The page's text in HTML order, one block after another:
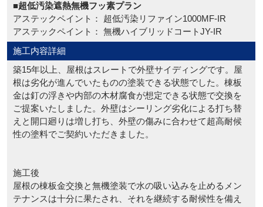
■超低汚染遮熱無機フッ素プラン
アステックペイント： 超低汚染リファイン1000MF-IR
アステックペイント： 無機ハイブリッドコートJY-IR
施工内容詳細
築15年以上、屋根はスレートで外壁サイディングです。屋
根は劣化が進んでいたものの塗装できる状態でした。棟板
金は釘の浮きや内部の木材腐食が想定できる状態で交換を
ご提案いたしました。外壁はシーリング劣化による打ち替
えと開口廻りは増し打ち、外壁の傷みに合わせて超高耐候
性の塗料でご契約いただきました。
施工後
屋根の棟板金交換と無機塗装で水の吸い込みを止めるメン
テナンスは十分に果たされ、それを継続する耐候性を備え